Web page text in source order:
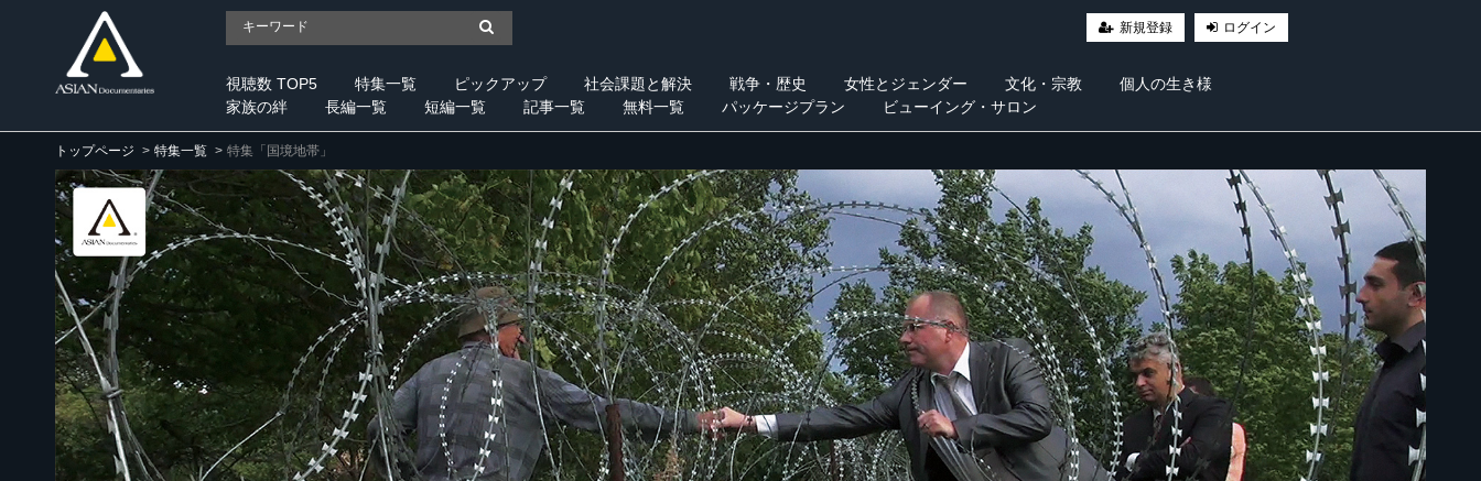
新規登録 ログイン
視聴数 TOP5 特集一覧 ピックアップ 社会課題と解決 戦争・歴史 女性とジェンダー 文化・宗教
個人の生き様
家族の絆
長編一覧 短編一覧 記事一覧 無料一覧 パッケージプラン ビューイング・サロン
トップページ 特集一覧 特集「国境地帯」